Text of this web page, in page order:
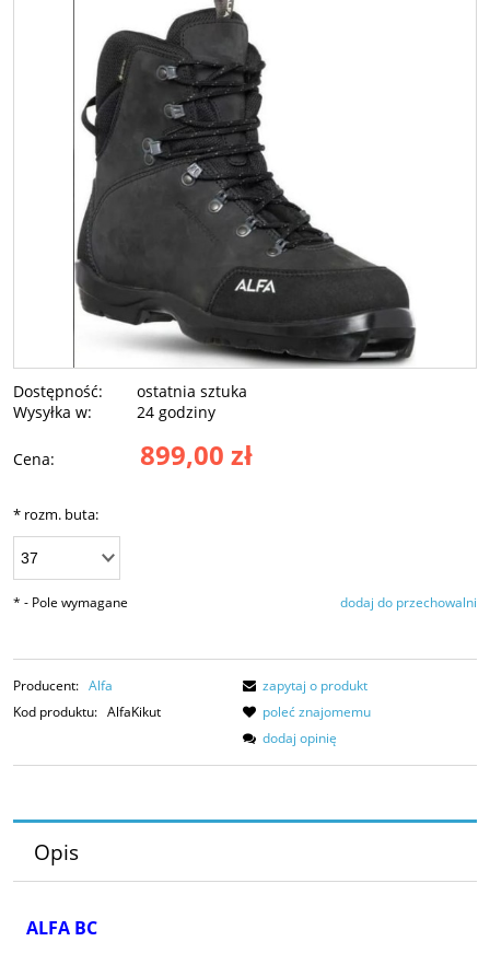
Dostępność:
ostatnia sztuka
Wysyłka w:
24 godziny
Cena: 899,00 zł
* rozm. buta:
dodaj do przechowalni
* - Pole wymagane
Producent: Alfa
Kod produktu: AlfaKikut
zapytaj o produkt
poleć znajomemu
dodaj opinię
Opis
ALFA BC